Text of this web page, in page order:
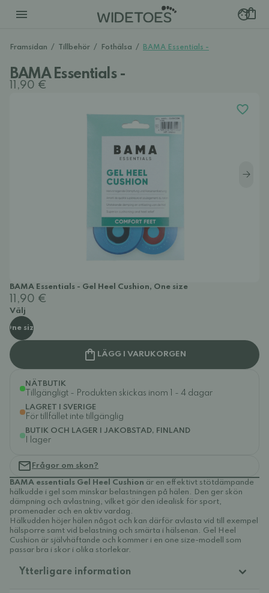
Framsidan / Tillbehör / Fothälsa / BAMA Essentials -
BAMA Essentials -
11,90 €
BAMA Essentials - Gel Heel Cushion, One size
11,90 €
Välj
One size
LÄGG I VARUKORGEN
NÄTBUTIK
Tillgängligt - Produkten skickas inom 1 - 4 dagar
LAGRET I SVERIGE
För tillfället inte tillgänglig
BUTIK OCH LAGER I JAKOBSTAD, FINLAND
I lager
Frågor om skon?
BAMA essentials Gel Heel Cushion är en effektivt stötdämpande
hälkudde i gel som minskar belastningen på hälen. Den ger skön
dämpning och avlastning, vilket gör den idealisk för sport,
promenader och en aktiv vardag.
Hälkudden höjer hälen något och kan därför avlasta vid till exempel
hälsporre samt vid belastning och smärta i hälsenan. Gel Heel
Cushion är självhäftande och kommer i en one size-modell som
passar bra i skor i olika storlekar.
Ytterligare information